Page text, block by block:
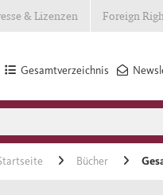
& Lizenzen Foreign
Gesamtverzeichnis
Bücher